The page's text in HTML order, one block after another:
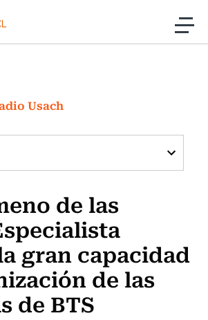
al contenido
y TV Usach
Usach
de las
gran capacidad
de las
de BTS